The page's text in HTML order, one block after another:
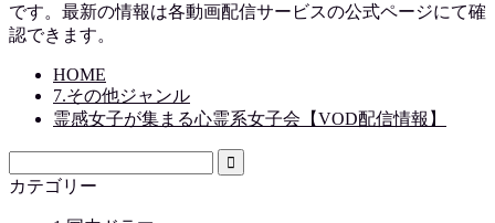
です。最新の情報は各動画配信サービスの公式ページにて確
認できます。
HOME
7.その他ジャンル
霊感女子が集まる心霊系女子会【VOD配信情報】
カテゴリー